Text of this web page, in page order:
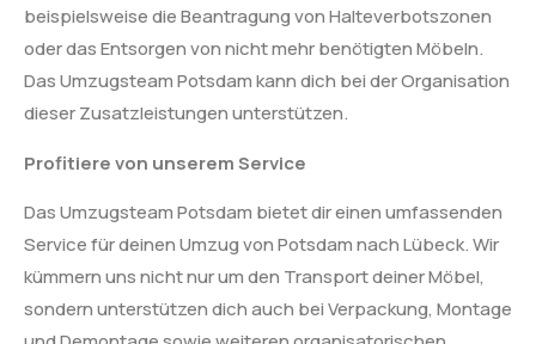
beispielsweise die Beantragung von Halteverbotszonen
oder das Entsorgen von nicht mehr benötigten Möbeln.
Das Umzugsteam Potsdam kann dich bei der Organisation
dieser Zusatzleistungen unterstützen.
Profitiere von unserem Service
Das Umzugsteam Potsdam bietet dir einen umfassenden
Service für deinen Umzug von Potsdam nach Lübeck. Wir
kümmern uns nicht nur um den Transport deiner Möbel,
sondern unterstützen dich auch bei Verpackung, Montage